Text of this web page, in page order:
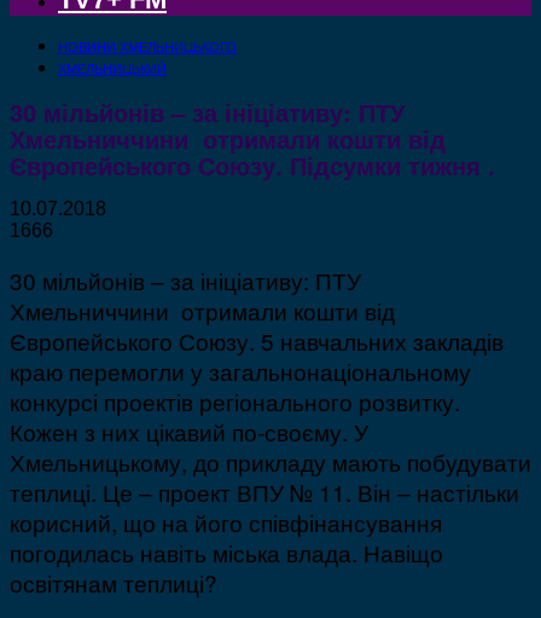
НОВИНИ ХМЕЛЬНИЦЬКОГО
ХМЕЛЬНИЦЬКИЙ
30 мільйонів – за ініціативу: ПТУ
Хмельниччини отримали кошти від
Європейського Союзу. Підсумки тижня .
10.07.2018
1666
30 мільйонів – за ініціативу: ПТУ
Хмельниччини отримали кошти від
Європейського Союзу. 5 навчальних закладів
краю перемогли у загальнонаціональному
конкурсі проектів регіонального розвитку.
Кожен з них цікавий по-своєму. У
Хмельницькому, до прикладу мають побудувати
теплиці. Це – проект ВПУ № 11. Він – настільки
корисний, що на його співфінансування
погодилась навіть міська влада. Навіщо
освітянам теплиці?